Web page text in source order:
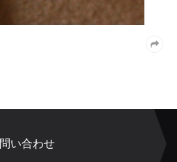
い合わせ